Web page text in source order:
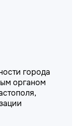
города
органом